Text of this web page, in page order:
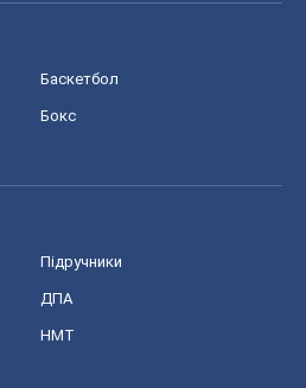
Баскетбол
Бокс
Підручники
ДПА
НМТ